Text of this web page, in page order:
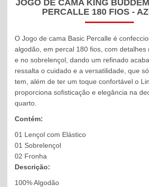
JOGO DE CAMA KING
PERCALLE 180 FIOS -
O Jogo de cama Basic Percalle é
algodão, em percal 180 fios, com detalhes
e no sobrelençol, dando um refinado
ressalta o cuidado e a versatilidade, que
tem, além de ter um toque confortável o
proporciona sofisticação e elegância na
quarto.
Contém:
01 Lençol com Elástico
01 Sobrelençol
02 Fronha
Descrição:
100% Algodão